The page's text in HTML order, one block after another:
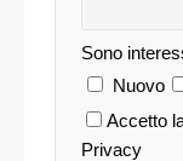
Sono
Nuovo
Accetto
Privacy